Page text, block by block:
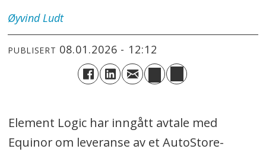
Øyvind Ludt
PUBLISERT 08.01.2026 - 12:12
Element Logic har inngått avtale med
Equinor om leveranse av et AutoStore-